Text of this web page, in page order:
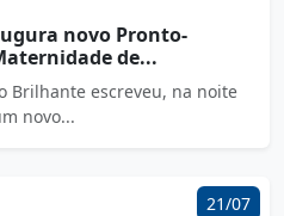
novo Pronto-
de...
Brilhante escreveu, na noite
novo...
21/07